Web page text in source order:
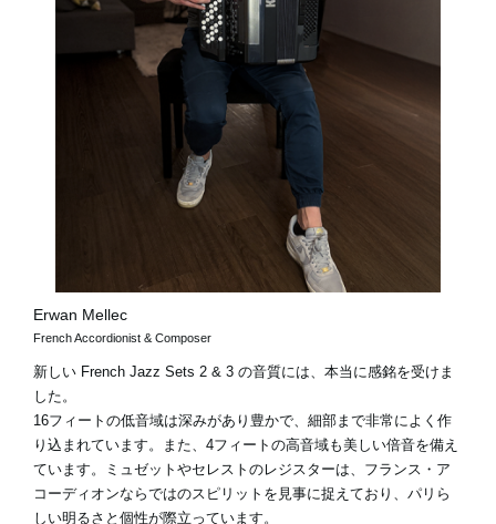
Erwan Mellec
French Accordionist & Composer
新しい French Jazz Sets 2 & 3 の音質には、本当に感銘を受けま
した。
16フィートの低音域は深みがあり豊かで、細部まで非常によく作
り込まれています。また、4フィートの高音域も美しい倍音を備え
ています。ミュゼットやセレストのレジスターは、フランス・ア
コーディオンならではのスピリットを見事に捉えており、パリら
しい明るさと個性が際立っています。